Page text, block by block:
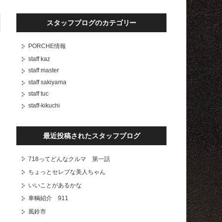
スタッフブログのカテゴリー
PORCHE情報
staff kaz
staff master
staff sakiyama
staff tuc
staff-kikuchi
最近投稿されたスタッフブログ
718ってどんなクルマ 第一話
ちょっとセレブな美人ちゃん
いいことがあるかな
車輌紹介 911
風鈴市